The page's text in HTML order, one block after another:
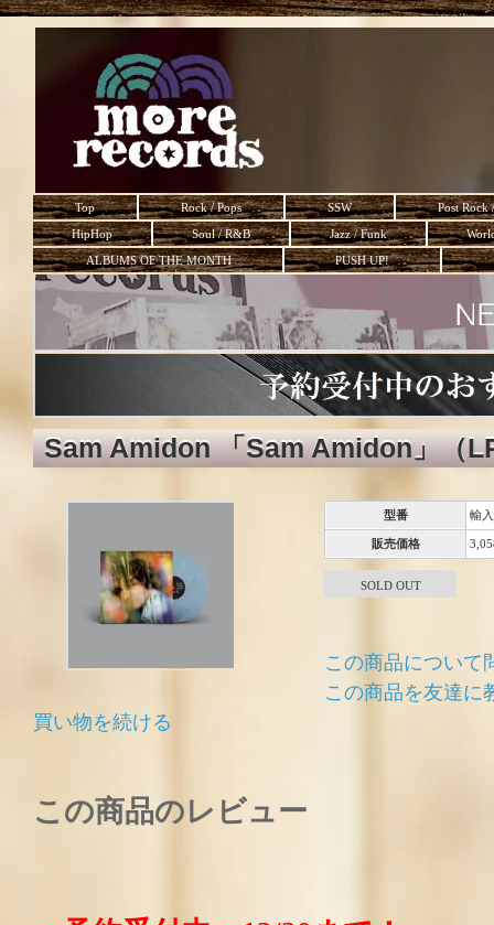
Top Rock / Pops SSW
Post Rock
HipHop
Soul / R&B Jazz / Funk
ALBUMS OF THE MONTH
PUSH UP!
Sam Amidon 「Sam Amidon」（
型番 輸
販売価格
SOLD OUT
この商品について
この商品を友達に
買い物を続ける
この商品のレビュー